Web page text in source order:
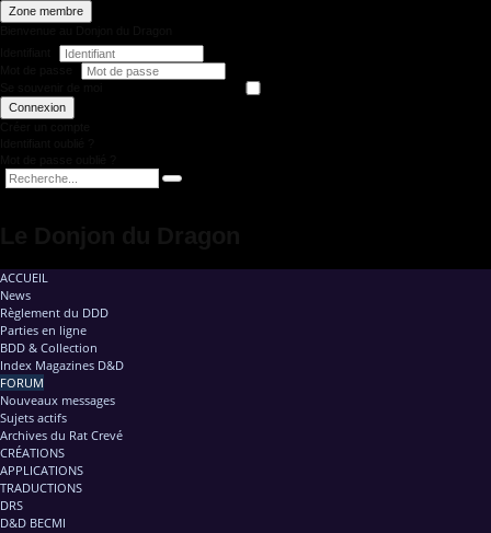
Zone membre
Connexion
ACCUEIL
News
Règlement du DDD
Parties en ligne
BDD & Collection
Index Magazines D&D
FORUM
Nouveaux messages
Sujets actifs
Archives du Rat Crevé
CRÉATIONS
APPLICATIONS
TRADUCTIONS
DRS
D&D BECMI